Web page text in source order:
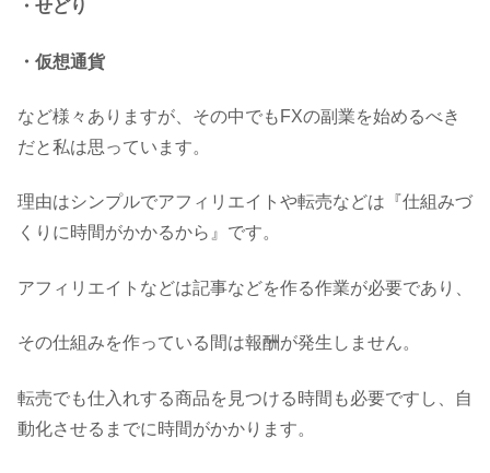
・せどり
・仮想通貨
など様々ありますが、その中でもFXの副業を始めるべき
だと私は思っています。
理由はシンプルでアフィリエイトや転売などは『仕組みづ
くりに時間がかかるから』です。
アフィリエイトなどは記事などを作る作業が必要であり、
その仕組みを作っている間は報酬が発生しません。
転売でも仕入れする商品を見つける時間も必要ですし、自
動化させるまでに時間がかかります。